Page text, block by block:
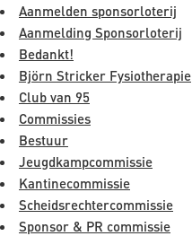
Aanmelden sponsorloterij
Aanmelding Sponsorloterij
Bedankt!
Björn Stricker Fysiotherapie
Club van 95
Commissies
Bestuur
Jeugdkampcommissie
Kantinecommissie
Scheidsrechtercommissie
Sponsor & PR commissie